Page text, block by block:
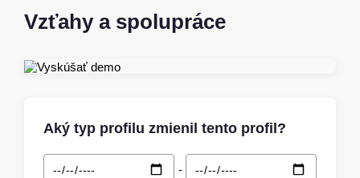
Vzťahy a spolupráce
Aký typ profilu zmienil tento profil?
-